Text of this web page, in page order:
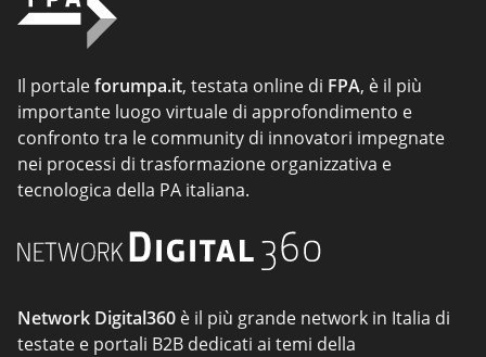
Il portaleforumpa.it, testata online di FPA, è il più
importante luogo virtuale di approfondimento e
confronto tra le community di innovatori impegnate
nei processi di trasformazione organizzativa e
tecnologica della PA italiana.
Network Digital360 è il più grande network in Italia di
testate e portali B2B dedicati ai temi della